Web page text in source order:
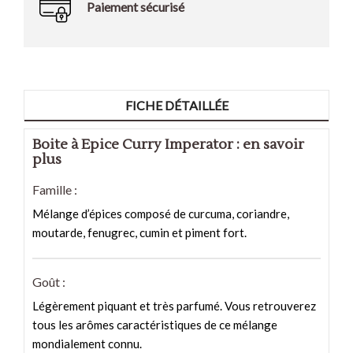
Paiement sécurisé
FICHE DÉTAILLÉE
Boite à Epice Curry Imperator : en savoir
plus
Famille :
Mélange d’épices composé de curcuma, coriandre,
moutarde, fenugrec, cumin et piment fort.
Goût :
Légèrement piquant et très parfumé. Vous retrouverez
tous les arômes caractéristiques de ce mélange
mondialement connu.